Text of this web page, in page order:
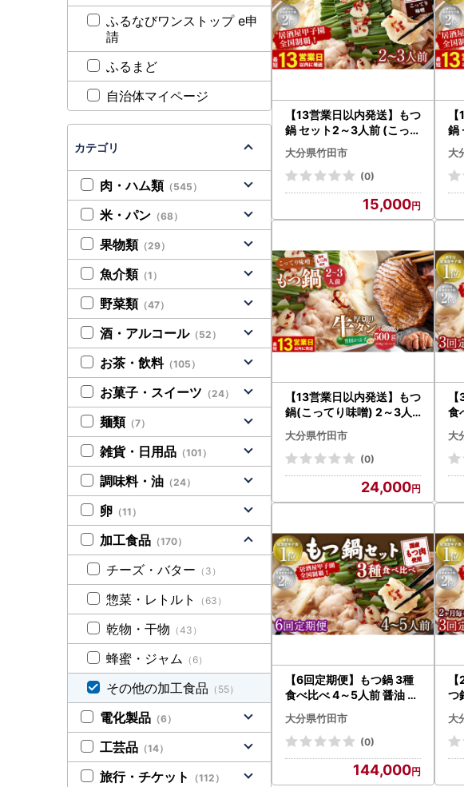
【13営業日以内発送】もつ
鍋 セット2～3人前 (こって
り味噌)【陽はまたのぼる
】
大分県竹田市
(0)
15,000
鍋
る
大
【13営業日以内発送】もつ
鍋(こってり味噌) 2～3人
前 ＆ 竹田かぼす 厚切り 牛
タン 250g×2
大分県竹田市
(0)
24,000
食
の
大
【6回定期便】もつ鍋 3種
食べ比べ 4～5人前 醤油 塩
とんこつ 味噌【陽はまた
のぼる】
大分県竹田市
(0)
144,000
つ
陽
大
ふるなびワンストップ e申
請
ふるまど
自治体マイページ
カテゴリ
肉・ハム類 （545）
米・パン （68）
果物類 （29）
魚介類 （1）
野菜類 （47）
酒・アルコール（52）
お茶・飲料（105）
お菓子・スイーツ （24）
麺類 （7）
雑貨・日用品 （101）
調味料・油 （24）
卵 （11）
加工食品 （170）
チーズ・バター （3）
惣菜・レトルト （63）
乾物・干物 （43）
蜂蜜・ジャム （6）
その他の加工食品 （55）
電化製品 （6）
工芸品 （14）
旅行・チケット （112）